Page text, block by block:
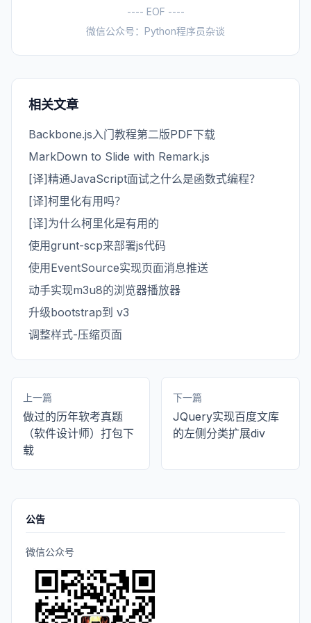
---- EOF ----
微信公众号：Python程序员杂谈
相关文章
Backbone.js入门教程第二版PDF下载
MarkDown to Slide with Remark.js
[译]精通JavaScript面试之什么是函数式编程？
[译]柯里化有用吗？
[译]为什么柯里化是有用的
使用grunt-scp来部署js代码
使用EventSource实现页面消息推送
动手实现m3u8的浏览器播放器
升级bootstrap到 v3
调整样式-压缩页面
上一篇
做过的历年软考真题
（软件设计师）打包下
载
下一篇
JQuery实现百度文库
的左侧分类扩展div
公告
微信公众号